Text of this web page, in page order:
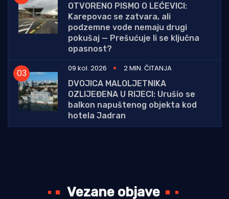
OTVORENO PISMO O LEĆEVICI:
Karepovac se zatvara, ali
podzemne vode nemaju drugi
pokušaj — Prešućuje li se ključna
opasnost?
09 kol. 2026
2 MIN. ČITANJA
DVOJICA MALOLJETNIKA
OZLIJEĐENA U RIJECI: Urušio se
balkon napuštenog objekta kod
hotela Jadran
Vezane objave